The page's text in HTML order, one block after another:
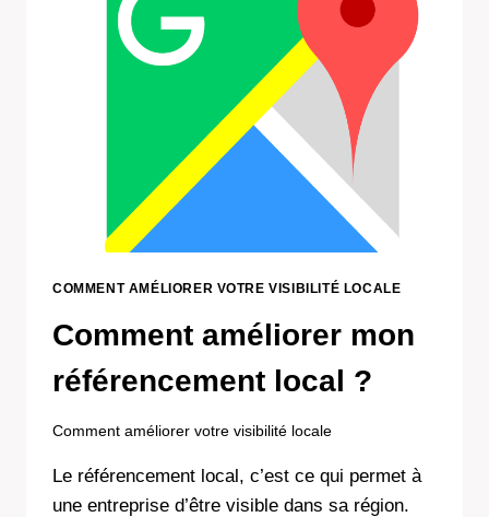
COMMENT AMÉLIORER VOTRE VISIBILITÉ LOCALE
Comment améliorer mon
référencement local ?
Comment améliorer votre visibilité locale
Le référencement local, c’est ce qui permet à
une entreprise d’être visible dans sa région.